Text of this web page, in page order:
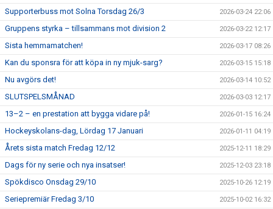
Supporterbuss mot Solna Torsdag 26/3 2026-03-24 22:06
Gruppens styrka – tillsammans mot division 2 2026-03-22 12:17
Sista hemmamatchen! 2026-03-17 08:26
Kan du sponsra för att köpa in ny mjuk-sarg? 2026-03-15 15:18
Nu avgörs det! 2026-03-14 10:52
SLUTSPELSMÅNAD 2026-03-03 12:17
13–2 – en prestation att bygga vidare på! 2026-01-15 16:24
Hockeyskolans-dag, Lördag 17 Januari 2026-01-11 04:19
Årets sista match Fredag 12/12 2025-12-11 18:29
Dags för ny serie och nya insatser! 2025-12-03 23:18
Spökdisco Onsdag 29/10 2025-10-26 12:19
Seriepremiär Fredag 3/10 2025-10-02 16:32